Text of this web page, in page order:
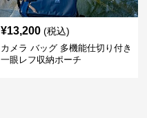
¥13,200 (税込)
カメラ バッグ 多機能仕切り付き
一眼レフ収納ポーチ